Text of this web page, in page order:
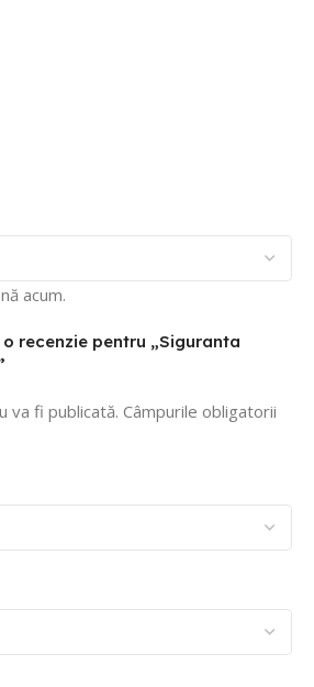
acum.
recenzie pentru „Siguranta
va fi publicată. Câmpurile obligatorii